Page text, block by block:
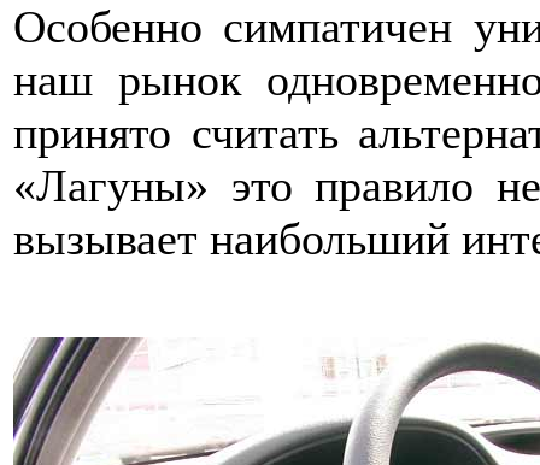
Особенно симпатичен
наш рынок
принято считать
«Лагуны» это правило
вызывает наибольший